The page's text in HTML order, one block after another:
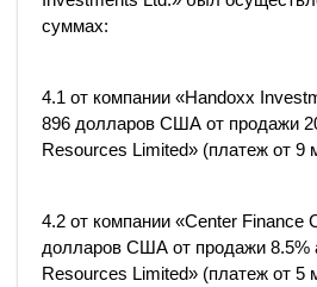
суммах:
4.1 от компании «Handoxx
896 долларов США от продажи
Resources Limited» (платеж от 9
4.2 от компании «Center Finance
долларов США от продажи 8.5%
Resources Limited» (платеж от 5